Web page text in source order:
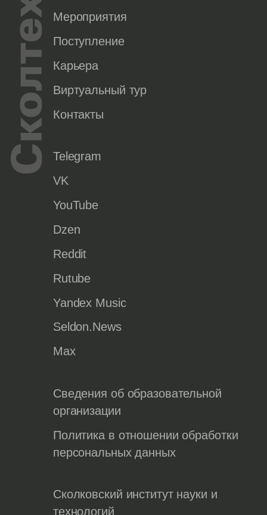
Мероприятия
Поступление
Карьера
Виртуальный тур
Контакты
Telegram
VK
YouTube
Dzen
Reddit
Rutube
Yandex Music
Seldon.News
Max
Сведения об образовательной
организации
Политика в отношении обработки
персональных данных
Сколковский институт науки и
технологий